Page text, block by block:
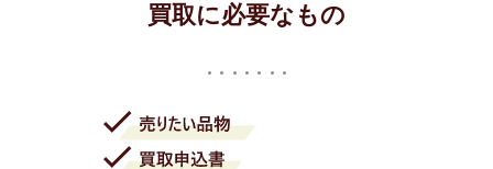
買取に必要なもの